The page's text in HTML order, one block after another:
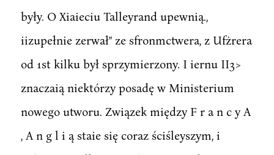
były. O Xiaieciu Talleyrand upewnią.,
iizupełnie zerwał" ze sfronmctwera, z Ufżrera
od 1st kilku był sprzymierzony. I iernu II3>
znaczaią niektórzy posadę w Ministerium
nowego utworu. Związek między F r a n c y A
, A n g l i ą staie się coraz ściśleyszym, i